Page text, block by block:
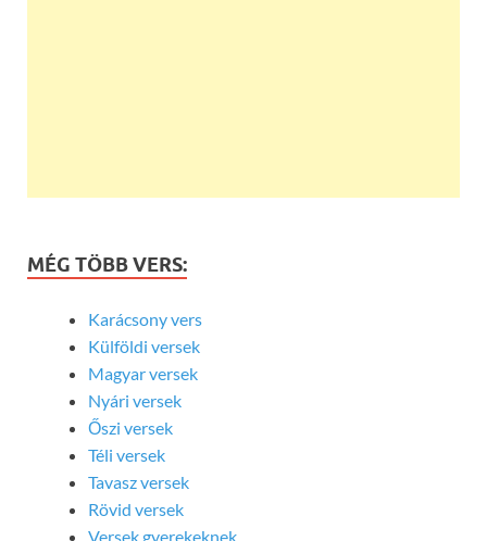
MÉG TÖBB VERS:
Karácsony vers
Külföldi versek
Magyar versek
Nyári versek
Őszi versek
Téli versek
Tavasz versek
Rövid versek
Versek gyerekeknek